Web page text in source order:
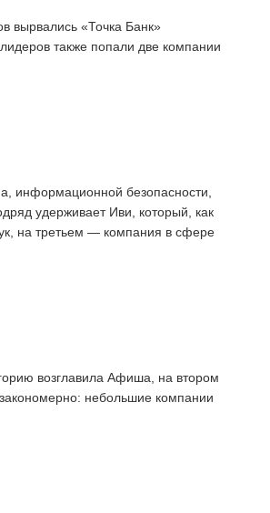
вырвались «Точка Банк»
также попали две компании
информационной безопасности,
удерживает Иви, который, как
на третьем — компания в сфере
возглавила Афиша, на втором
небольшие компании